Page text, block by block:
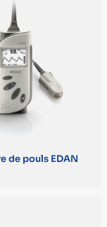
de pouls EDAN